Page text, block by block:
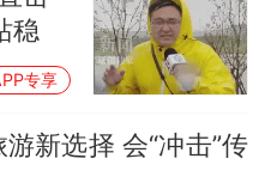
稳
专享
新选择 会“冲击”传